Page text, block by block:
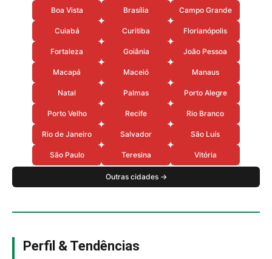
Boa Vista Brasília Campo Grande
Cuiabá Curitiba Florianópolis
Fortaleza Goiânia João Pessoa
Macapá Maceió Manaus
Natal Palmas Porto Alegre
Porto Velho Recife Rio Branco
Rio de Janeiro Salvador São Luís
São Paulo Teresina Vitória
Outras cidades →
Perfil & Tendências